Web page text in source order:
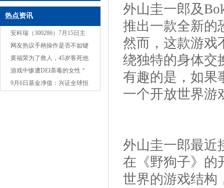
热点资讯
安科瑞（300286）7月15日主
力资金净卖出535.70万元
网友热议手柄操作是否不如键
鼠设计？玩家观点不一
黄福荣为了救人，45岁客死他
乡，其葬礼规格赶超霍英东
游戏中惨遭DEI荼毒的女性＂
封神榜＂：一个比一个吓人
9月6日基金净值：兴证全球恒
外山圭一郎及
推出一款全新的
然而，这款游戏
绕独特的身体交
有趣的是，如果
一个开放世界游
外山圭一郎最近
在《野狗子》的
世界的游戏结构